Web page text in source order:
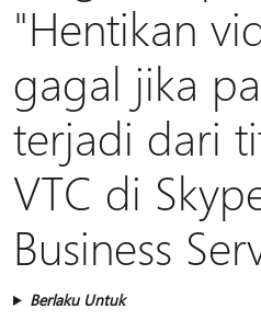
"Hentikan
gagal jika
terjadi dari
VTC di
Business
Berlaku Untuk